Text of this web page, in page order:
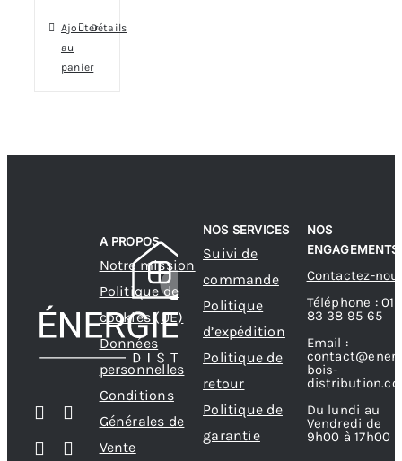
Ajouter
au
panier
Détails
A PROPOS
Notre mission
Politique de
cookies (UE)
Données
personnelles
Conditions
Générales de
Vente
NOS SERVICES
Suivi de
commande
Politique
d’expédition
Politique de
retour
Politique de
garantie
NOS
ENGAGEMENTS
Contactez-
Téléphone : 01
83 38 95 65
Email :
bois-
Du lundi au
Vendredi de
9h00 à 17h00